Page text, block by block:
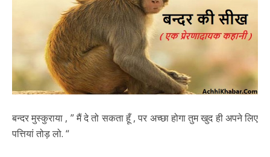
बन्दर मुस्कुराया , ” मैं दे तो सकता हूँ , पर अच्छा होगा तुम खुद ही अपने लिए
पत्तियां तोड़ लो. “